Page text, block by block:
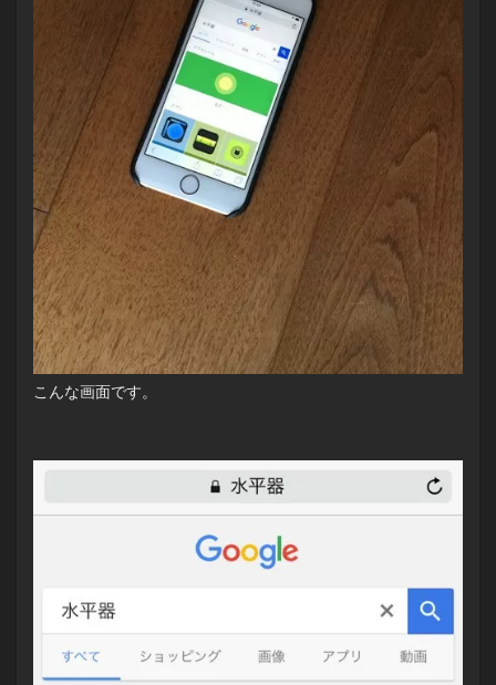
こんな画面です。